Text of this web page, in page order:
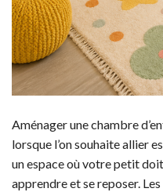
Aménager une chambre
lorsque l’on souhaite allier
un espace où votre petit
apprendre et se reposer.